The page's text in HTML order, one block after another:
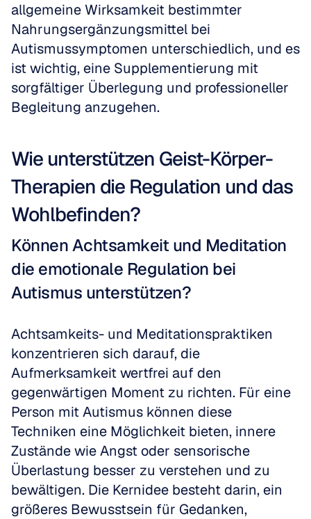
allgemeine Wirksamkeit bestimmter
Nahrungsergänzungsmittel bei
Autismussymptomen unterschiedlich, und es
ist wichtig, eine Supplementierung mit
sorgfältiger Überlegung und professioneller
Begleitung anzugehen.
Wie unterstützen Geist-Körper-
Therapien die Regulation und das
Wohlbefinden?
Können Achtsamkeit und Meditation
die emotionale Regulation bei
Autismus unterstützen?
Achtsamkeits- und Meditationspraktiken
konzentrieren sich darauf, die
Aufmerksamkeit wertfrei auf den
gegenwärtigen Moment zu richten. Für eine
Person mit Autismus können diese
Techniken eine Möglichkeit bieten, innere
Zustände wie Angst oder sensorische
Überlastung besser zu verstehen und zu
bewältigen. Die Kernidee besteht darin, ein
größeres Bewusstsein für Gedanken,